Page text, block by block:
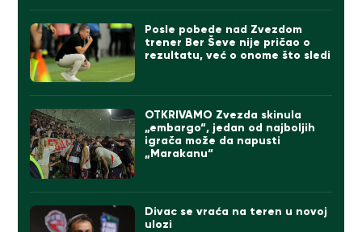
Posle pobede nad Zvezdom
trener Ber Ševe nije pričao o
rezultatu, već o onome što sledi
OTKRIVAMO Zvezda skinula
„embargo“, jedan od najboljih
igrača može da napusti
„Marakanu“
Divac se vraća na teren u novoj
ulozi